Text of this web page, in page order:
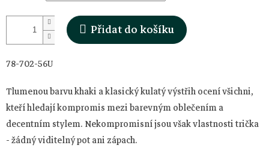
Přidat do košíku
78-702-56U
Tlumenou barvu khaki a klasický kulatý výstřih ocení všichni,
kteří hledají kompromis mezi barevným oblečením a
decentním stylem. Nekompromisní jsou však vlastnostitrička
- žádný viditelný pot ani zápach.